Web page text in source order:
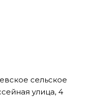
сельское
улица, 4